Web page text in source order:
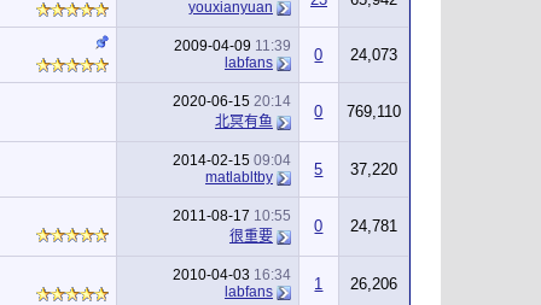
youxianyuan
2009-04-09 11:39
labfans
0 24,073
2020-06-15 20:14
北冥有鱼
0 769,110
2014-02-15 09:04
matlabltby
5 37,220
2011-08-17 10:55
很重要
0 24,781
2010-04-03 16:34
labfans
1 26,206